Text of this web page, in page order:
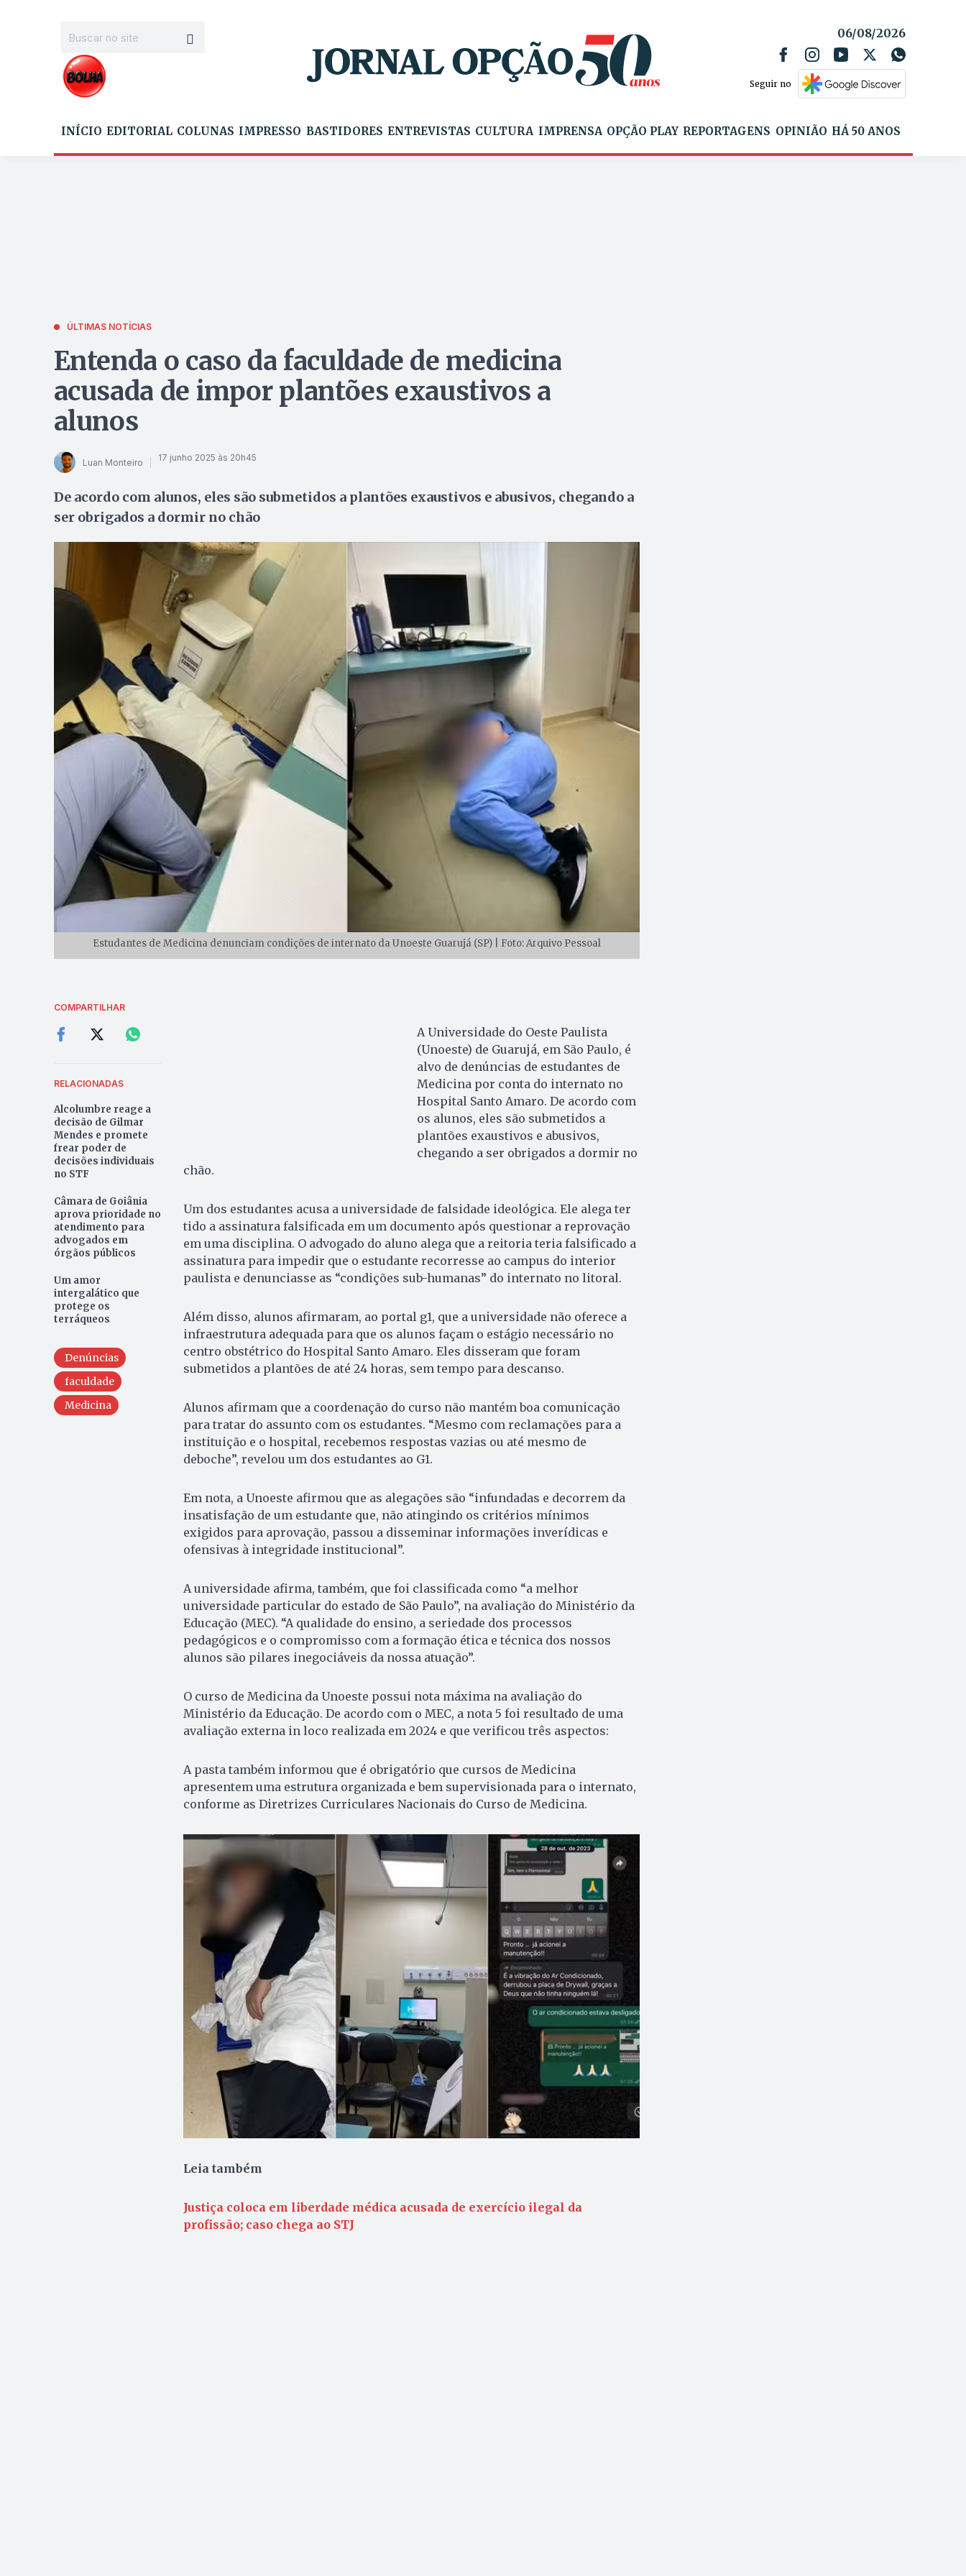
06/08/2026
Seguir no
INÍCIO EDITORIAL COLUNAS IMPRESSO BASTIDORES ENTREVISTAS CULTURA IMPRENSA OPÇÃO PLAY REPORTAGENS OPINIÃO HÁ 50 ANOS
ÚLTIMAS NOTÍCIAS
Entenda o caso da faculdade de medicina
acusada de impor plantões exaustivos a
alunos
Luan Monteiro 17 junho 2025 às 20h45
De acordo com alunos, eles são submetidos a plantões exaustivos e abusivos, chegando a
ser obrigados a dormir no chão
Estudantes de Medicina denunciam condições de internato da Unoeste Guarujá (SP) | Foto: Arquivo Pessoal
COMPARTILHAR
RELACIONADAS
Alcolumbre reage a
decisão de Gilmar
Mendes e promete
frear poder de
decisões individuais
no STF
Câmara de Goiânia
aprova prioridade no
atendimento para
advogados em
órgãos públicos
Um amor
intergalático que
protege os
terráqueos
Denúncias
faculdade
Medicina
A Universidade do Oeste Paulista
(Unoeste) de Guarujá, em São Paulo, é
alvo de denúncias de estudantes de
Medicina por conta do internato no
Hospital Santo Amaro. De acordo com
os alunos, eles são submetidos a
plantões exaustivos e abusivos,
chegando a ser obrigados a dormir no
chão.
Um dos estudantes acusa a universidade de falsidade ideológica. Ele alega ter
tido a assinatura falsificada em um documento após questionar a reprovação
em uma disciplina. O advogado do aluno alega que a reitoria teria falsificado a
assinatura para impedir que o estudante recorresse ao campus do interior
paulista e denunciasse as “condições sub-humanas” do internato no litoral.
Além disso, alunos afirmaram, ao portal g1, que a universidade não oferece a
infraestrutura adequada para que os alunos façam o estágio necessário no
centro obstétrico do Hospital Santo Amaro. Eles disseram que foram
submetidos a plantões de até 24 horas, sem tempo para descanso.
Alunos afirmam que a coordenação do curso não mantém boa comunicação
para tratar do assunto com os estudantes. “Mesmo com reclamações para a
instituição e o hospital, recebemos respostas vazias ou até mesmo de
deboche”, revelou um dos estudantes ao G1.
Em nota, a Unoeste afirmou que as alegações são “infundadas e decorrem da
insatisfação de um estudante que, não atingindo os critérios mínimos
exigidos para aprovação, passou a disseminar informações inverídicas e
ofensivas à integridade institucional”.
A universidade afirma, também, que foi classificada como “a melhor
universidade particular do estado de São Paulo”, na avaliação do Ministério da
Educação (MEC). “A qualidade do ensino, a seriedade dos processos
pedagógicos e o compromisso com a formação ética e técnica dos nossos
alunos são pilares inegociáveis da nossa atuação”.
O curso de Medicina da Unoeste possui nota máxima na avaliação do
Ministério da Educação. De acordo com o MEC, a nota 5 foi resultado de uma
avaliação externa in loco realizada em 2024 e que verificou três aspectos:
A pasta também informou que é obrigatório que cursos de Medicina
apresentem uma estrutura organizada e bem supervisionada para o internato,
conforme as Diretrizes Curriculares Nacionais do Curso de Medicina.
Leia também
Justiça coloca em liberdade médica acusada de exercício ilegal da
profissão; caso chega ao STJ